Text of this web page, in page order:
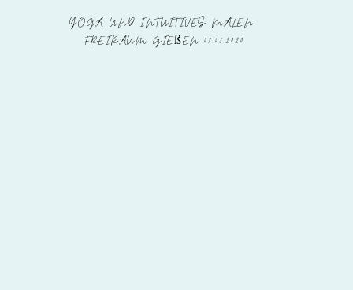
YOGA UND INTUITIVES MALEN
FREIRAUM GIEßEN 07.03.2020